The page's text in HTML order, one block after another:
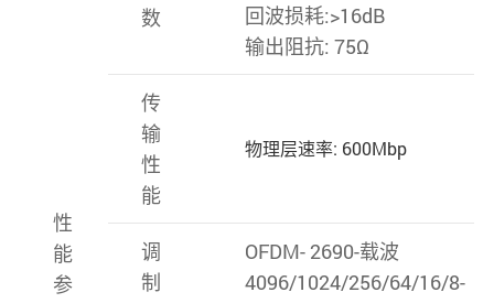
性
能
参
数
回波损耗:>16dB
输出阻抗: 75Ω
传
输
性
能
物理层速率: 600Mbp
调
制
OFDM- 2690-载波
4096/1024/256/64/16/8-